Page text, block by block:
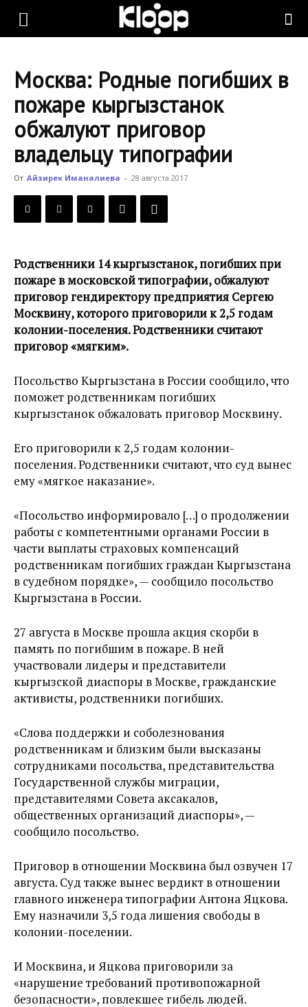
KLOOP.KG
Новости
Кыргызстана
Москва: Родные погибших в
пожаре кыргызстанок
обжалуют приговор
владельцу типографии
От Айзирек Иманалиева - 28 августа 2017
Родственники 14 кыргызстанок, погибших при
пожаре в московской типографии, обжалуют
приговор гендиректору предприятия Сергею
Москвину, которого приговорили к 2,5 годам
колонии-поселения. Родственники считают
приговор «мягким».
Посольство Кыргызстана в России сообщило, что
поможет родственникам погибших
кыргызстанок обжаловать приговор Москвину.
Его приговорили к 2,5 годам колонии-
поселения. Родственники считают, что суд вынес
ему «мягкое наказание».
«Посольство информировало […] о продолжении
работы с компетентными органами России в
части выплаты страховых компенсаций
родственникам погибших граждан Кыргызстана
в судебном порядке», — сообщило посольство
Кыргызстана в России.
27 августа в Москве прошла акция скорби в
память по погибшим в пожаре. В ней
участвовали лидеры и представители
кыргызской диаспоры в Москве, гражданские
активисты, родственники погибших.
«Слова поддержки и соболезнования
родственникам и близким были высказаны
сотрудниками посольства, представительства
Государственной службы миграции,
представителями Совета аксакалов,
общественных организаций диаспоры», —
сообщило посольство.
Приговор в отношении Москвина был озвучен 17
августа. Суд также вынес вердикт в отношении
главного инженера типографии Антона Яцкова.
Ему назначили 3,5 года лишения свободы в
колонии-поселении.
И Москвина, и Яцкова приговорили за
«нарушение требований противопожарной
безопасности», повлекшее гибель людей.